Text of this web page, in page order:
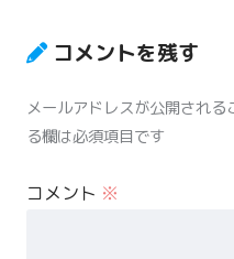
コメントを残す
メールアドレスが公開される
る欄は必須項目です
コメント ※